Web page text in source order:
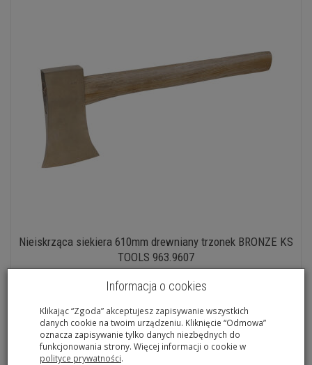
Nieiskrząca siekiera 610mm drewniany trzonek BRONZE KS
TOOLS 963.9607
Informacja o cookies
Klikając “Zgoda” akceptujesz zapisywanie wszystkich
danych cookie na twoim urządzeniu. Kliknięcie “Odmowa”
oznacza zapisywanie tylko danych niezbędnych do
funkcjonowania strony. Więcej informacji o cookie w
polityce prywatności.